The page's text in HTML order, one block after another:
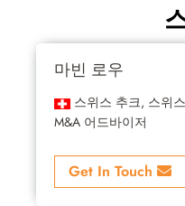
마빈 로우
스위스 추크, 스위스
M&A 어드바이저
Get In Touch